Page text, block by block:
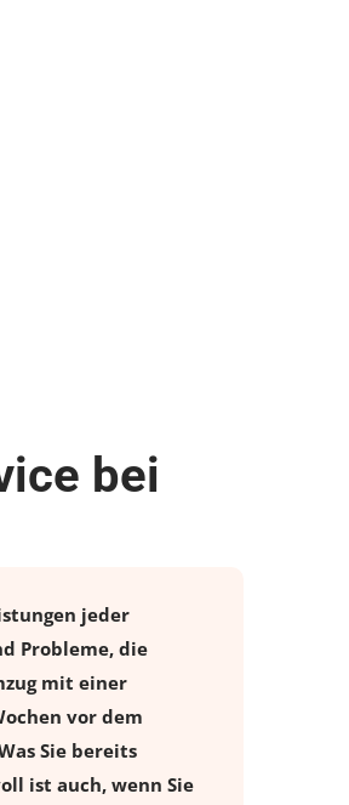
bei
jeder
Probleme, die
mit einer
vor dem
Sie bereits
ist auch, wenn Sie